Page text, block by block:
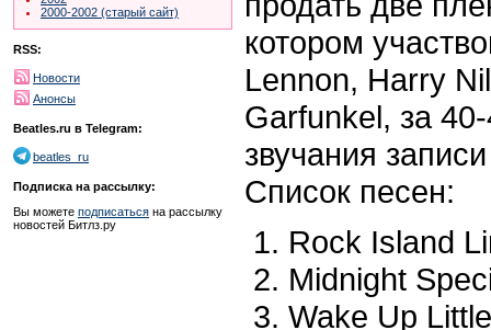
2000-2002 (старый сайт)
RSS:
Новости
Анонсы
Beatles.ru в Telegram:
beatles_ru
Подписка на рассылку:
Вы можете подписаться на рассылку
новостей Битлз.ру
котором
Lennon, Harry
Garfunkel, за
звучания
Список песен:
Rock Island
Midnight
Wake Up